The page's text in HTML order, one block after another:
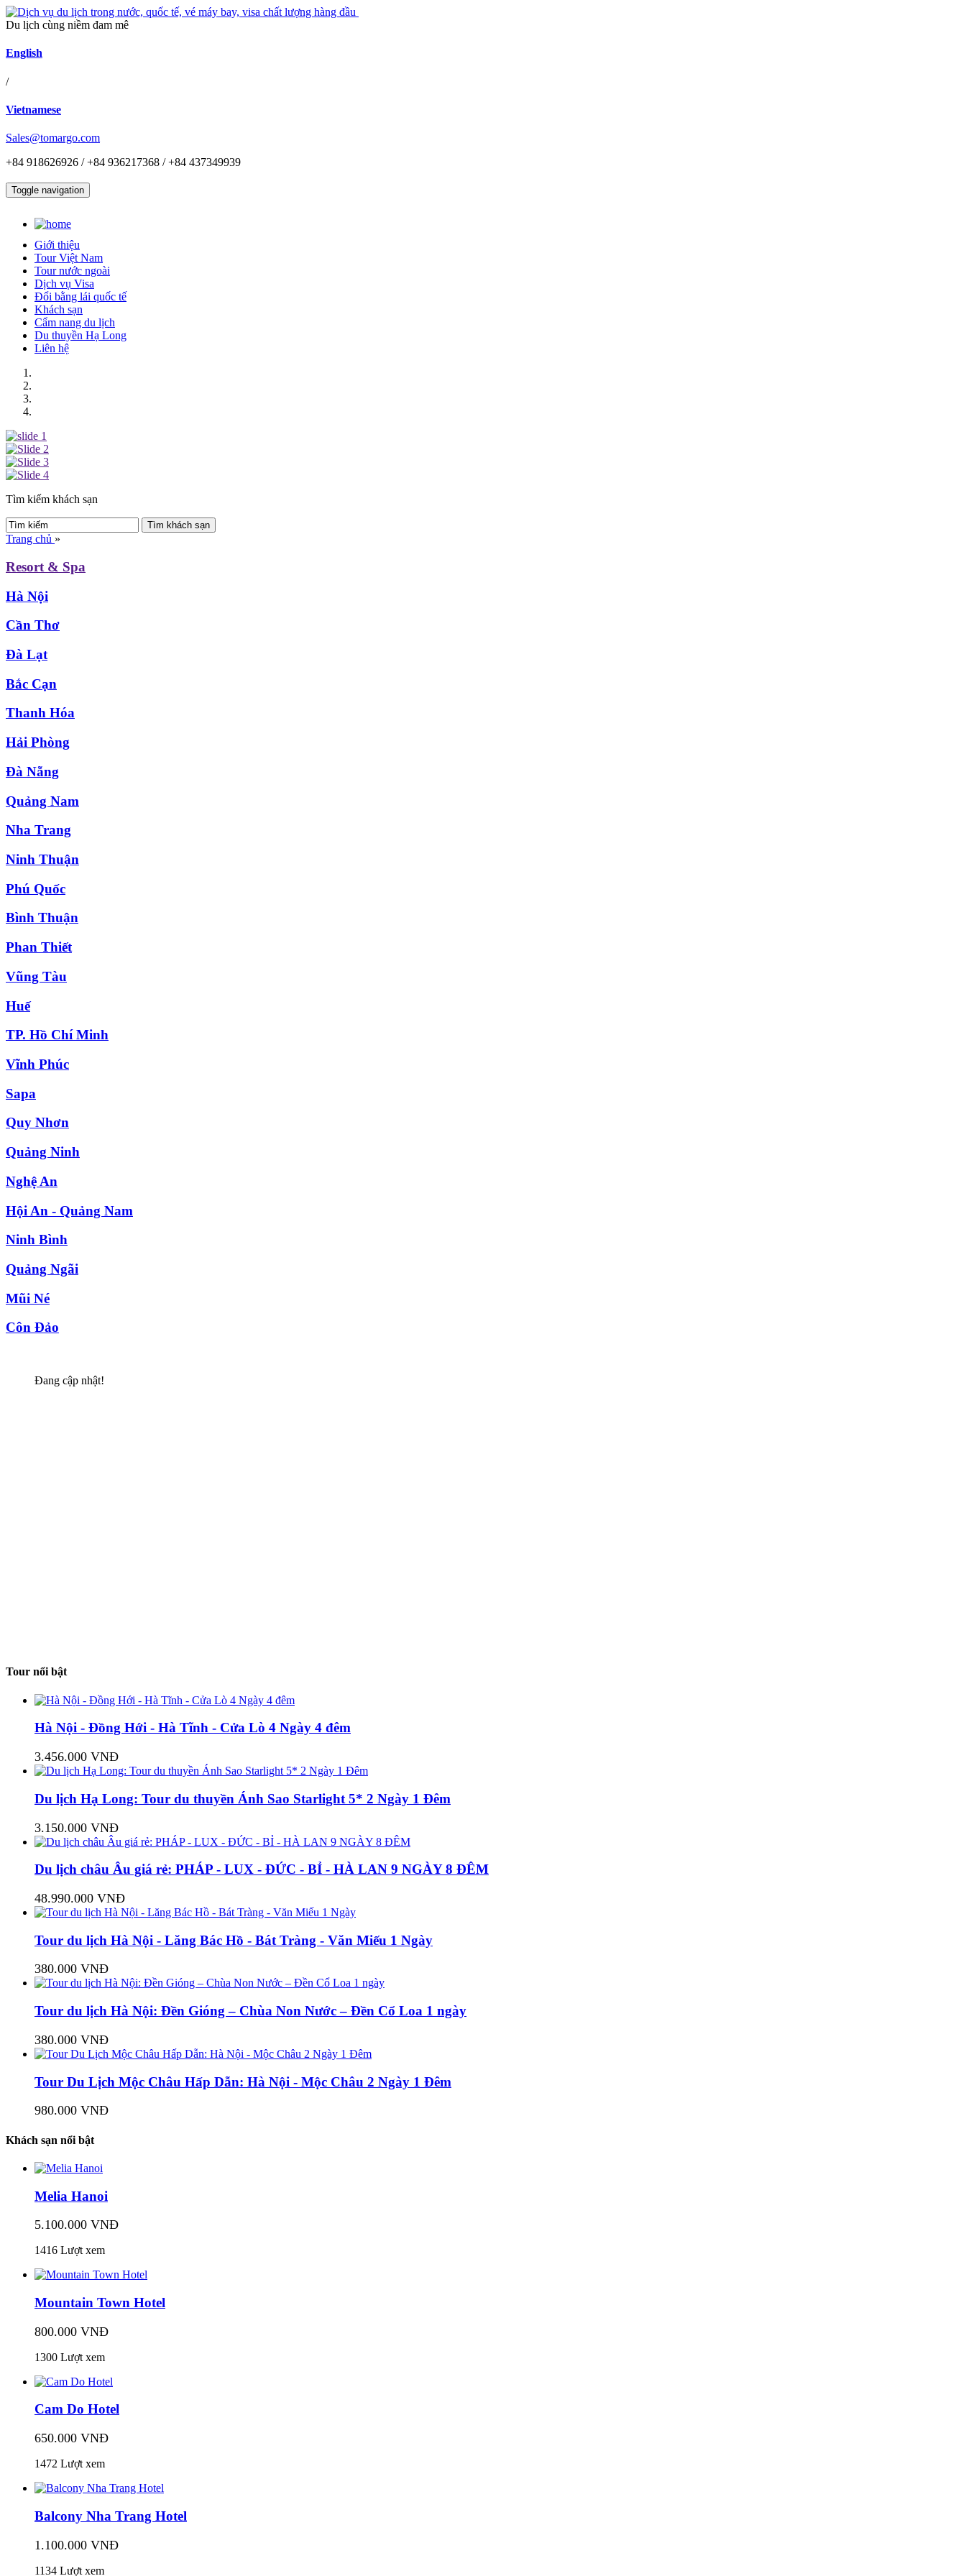
Du lịch cùng niềm đam mê
English
/
Vietnamese
Sales@tomargo.com
+84 918626926 / +84 936217368 / +84 437349939
Toggle navigation
Giới thiệu
Tour Việt Nam
Tour nước ngoài
Dịch vụ Visa
Đổi bằng lái quốc tế
Khách sạn
Cẩm nang du lịch
Du thuyền Hạ Long
Liên hệ
Tìm kiếm khách sạn
Trang chủ »
Resort & Spa
Hà Nội
Cần Thơ
Đà Lạt
Bắc Cạn
Thanh Hóa
Hải Phòng
Đà Nẵng
Quảng Nam
Nha Trang
Ninh Thuận
Phú Quốc
Bình Thuận
Phan Thiết
Vũng Tàu
Huế
TP. Hồ Chí Minh
Vĩnh Phúc
Sapa
Quy Nhơn
Quảng Ninh
Nghệ An
Hội An - Quảng Nam
Ninh Bình
Quảng Ngãi
Mũi Né
Côn Đảo
Đang cập nhật!
Tour nổi bật
Hà Nội - Đồng Hới - Hà Tĩnh - Cửa Lò 4 Ngày 4 đêm
3.456.000 VNĐ
Du lịch Hạ Long: Tour du thuyền Ánh Sao Starlight 5* 2 Ngày 1 Đêm
3.150.000 VNĐ
Du lịch châu Âu giá rẻ: PHÁP - LUX - ĐỨC - BỈ - HÀ LAN 9 NGÀY 8 ĐÊM
48.990.000 VNĐ
Tour du lịch Hà Nội - Lăng Bác Hồ - Bát Tràng - Văn Miếu 1 Ngày
380.000 VNĐ
Tour du lịch Hà Nội: Đền Gióng – Chùa Non Nước – Đền Cổ Loa 1 ngày
380.000 VNĐ
Tour Du Lịch Mộc Châu Hấp Dẫn: Hà Nội - Mộc Châu 2 Ngày 1 Đêm
980.000 VNĐ
Khách sạn nổi bật
Melia Hanoi
5.100.000 VNĐ
1416 Lượt xem
Mountain Town Hotel
800.000 VNĐ
1300 Lượt xem
Cam Do Hotel
650.000 VNĐ
1472 Lượt xem
Balcony Nha Trang Hotel
1.100.000 VNĐ
1134 Lượt xem